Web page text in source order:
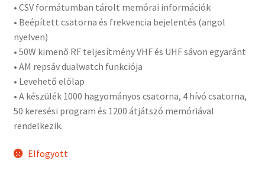
• CSV formátumban tárolt memórai információk
• Beépített csatorna és frekvencia bejelentés (angol
nyelven)
• 50W kimenő RF teljesítmény VHF és UHF sávon egyaránt
• AM repsáv dualwatch funkciója
• Levehető előlap
• A készülék 1000 hagyományos csatorna, 4 hívó csatorna,
50 keresési program és 1200 átjátszó memóriával
rendelkezik.
Elfogyott